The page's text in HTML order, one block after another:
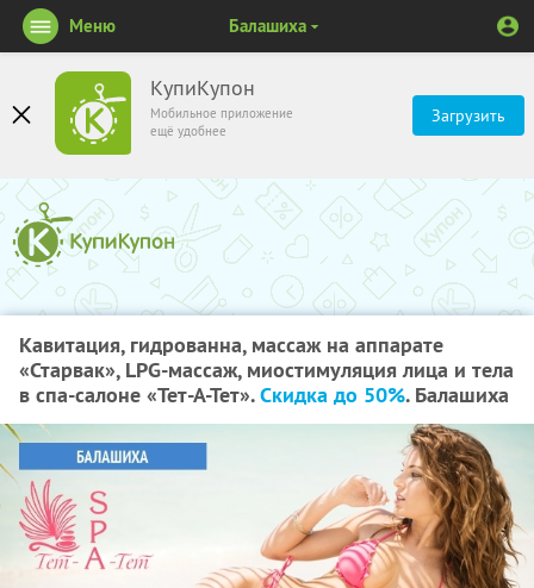
КупиКупон
Мобильное приложение
ещё удобнее
Загрузить
Меню Балашиха
Кавитация, гидрованна, массаж на аппарате
«Старвак», LPG-массаж, миостимуляция лица и тела
в спа-салоне «Тет-А-Тет».Скидка до 50%. Балашиха